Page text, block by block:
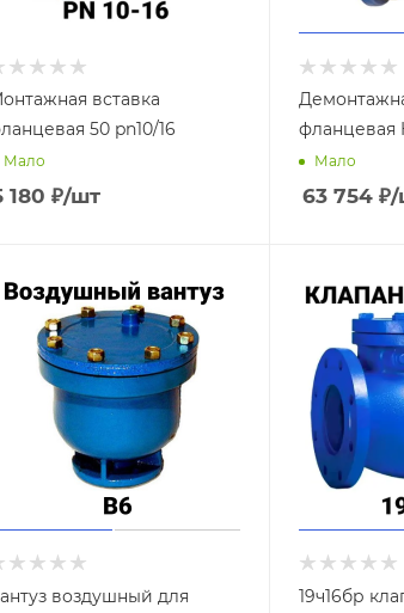
вставка
50 pn10/16
Мало
180 ₽/шт
фланцевая
Мало
63 754₽/
воздушный для
19ч16бр